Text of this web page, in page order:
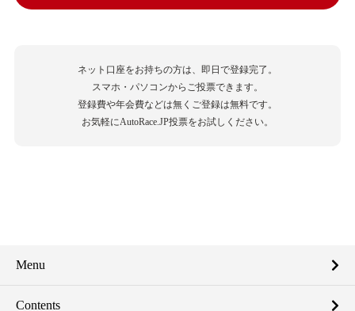
ネット口座をお持ちの方は、即日で登録完了。
スマホ・パソコンからご投票できます。
登録費や年会費などは無くご登録は無料です。
お気軽にAutoRace.JP投票をお試しください。
Menu
Contents